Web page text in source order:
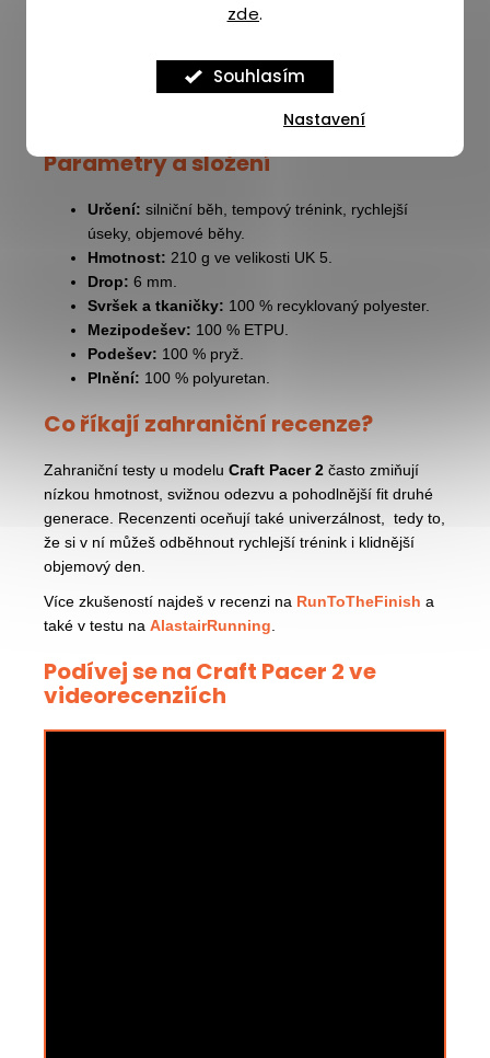
zde.
Souhlasím
Nastavení
výrobě se používají přírodní materiály bez chemických
materiál jsou recyklovatelné. Získáš tak moderní
mezipodešev s nízkou hmotností, pružnou odezvou a
odpovědnějším přístupem k materiálům.
Parametry a složení
Určení: silniční běh, tempový trénink, rychlejší
úseky, objemové běhy.
Hmotnost: 210 g ve velikosti UK 5.
Drop: 6 mm.
Svršek a tkaničky: 100 % recyklovaný polyester.
Mezipodešev: 100 % ETPU.
Podešev: 100 % pryž.
Plnění: 100 % polyuretan.
Co říkají zahraniční recenze?
Zahraniční testy u modelu Craft Pacer 2 často zmiňují
nízkou hmotnost, svižnou odezvu a pohodlnější fit druhé
generace. Recenzenti oceňují také univerzálnost, tedy to,
že si v ní můžeš odběhnout rychlejší trénink i klidnější
objemový den.
Více zkušeností najdeš v recenzi na RunToTheFinish a
také v testu na AlastairRunning
Podívej se na Craft Pacer 2 ve
videorecenziích